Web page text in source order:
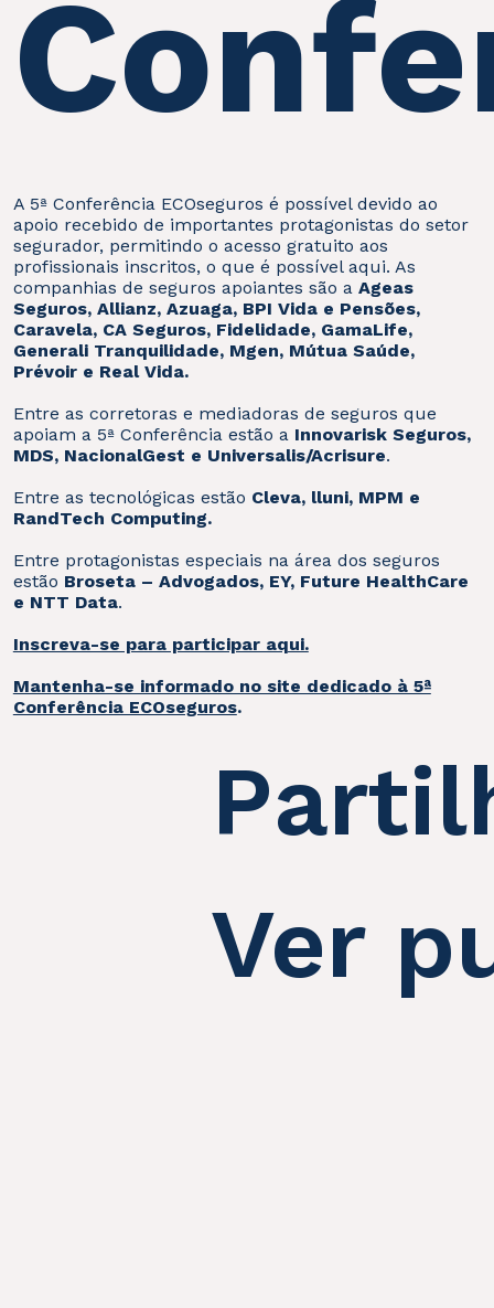
A 5ª Conferência ECOseguros é possível devido ao
apoio recebido de importantes protagonistas do setor
segurador, permitindo o acesso gratuito aos
profissionais inscritos, o que é possível aqui. As
companhias de seguros apoiantes são a Ageas
Seguros, Allianz, Azuaga, BPI Vida e Pensões,
Caravela, CA Seguros, Fidelidade, GamaLife,
Generali Tranquilidade, Mgen, Mútua Saúde,
Prévoir e Real Vida.
Entre as corretoras e mediadoras de seguros que
apoiam a 5ª Conferência estão a Innovarisk Seguros,
MDS, NacionalGest e Universalis/Acrisure.
Entre as tecnológicas estão Cleva, lluni, MPM e
RandTech Computing.
Entre protagonistas especiais na área dos seguros
estão Broseta – Advogados, EY, Future HealthCare
e NTT Data.
Inscreva-se para participar aqui.
Mantenha-se informado no site dedicado à 5ª
Conferência ECOseguros.
Ver